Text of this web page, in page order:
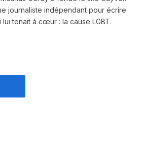
journaliste indépendant pour écrire
lui tenait à cœur : la cause LGBT.